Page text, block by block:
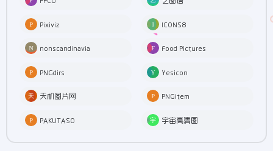
Pixiviz ICONS8
nonscandinavia Food Pictures
PNGdirs Yesicon
天机图片网 PNGitem
PAKUTASO 宇宙高清图